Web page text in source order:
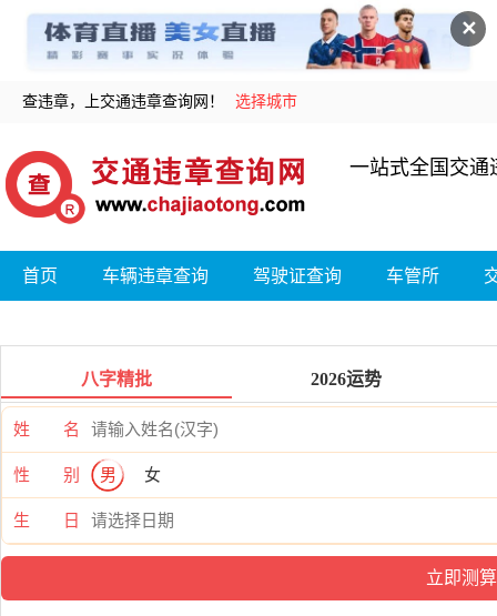
✕
查违章，上交通违章查询网！ 选择城市
一站式全国交通
首页 车辆违章查询 驾驶证查询 车管所
八字精批 2026运势
姓 名
性 别 男 女
生 日